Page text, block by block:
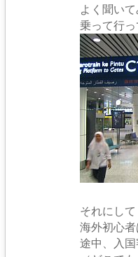
よく聞いてみると「
乗って行って見
それにしても飛行
海外初心者はきっ
途中、入国審査を